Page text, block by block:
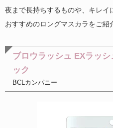
夜まで長持ちするものや、キレイ
おすすめのロングマスカラをご紹
ブロウラッシュ EXラッ
ック
BCLカンパニー